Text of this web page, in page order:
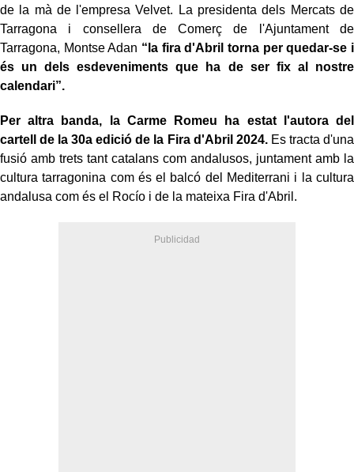
de la mà de l'empresa Velvet. La presidenta dels Mercats de
Tarragona i consellera de Comerç de l'Ajuntament de
Tarragona, Montse Adan “la fira d'Abril torna per quedar-se i
és un dels esdeveniments que ha de ser fix al nostre
calendari”.
Per altra banda, la Carme Romeu ha estat l'autora del
cartell de la 30a edició de la Fira d'Abril 2024.Es tracta d'una
fusió amb trets tant catalans com andalusos, juntament amb la
cultura tarragonina com és el balcó del Mediterrani i la cultura
andalusa com és el Rocío i de la mateixa Fira d'Abril.